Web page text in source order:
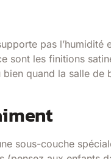
pas l’humidité
sont les finitions
quand la salle de
sous-couche